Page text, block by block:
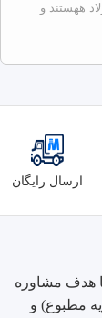
ههستند و
ارسال رایگان
دماکار (تهویه ارس سابق) در سال 1390 با هدف مشاوره
مطبوع) و